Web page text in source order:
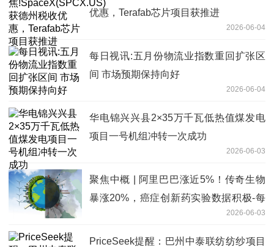
优惠，Terafab芯片项目获推进
2026-06-04
每日视讯:五月份物流业指数重回扩张区
间 市场预期保持向好
2026-06-04
华电锦兴兴县2×35万千瓦低热值煤发电
项目一号机组冲转一次成功
2026-06-03
聚焦中概 | 阿里巴巴涨近5%！传奇生物
暴涨20%，癌症创新药实验数据积极-每
2026-06-03
PriceSeek提醒：巴州中泰联纺纺纱项目